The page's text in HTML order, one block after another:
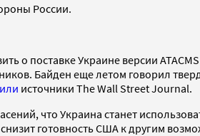
России.
о поставке Украине версии
Байден еще летом говорил
источники The Wall Street Journal.
что Украина станет
готовность США к другим